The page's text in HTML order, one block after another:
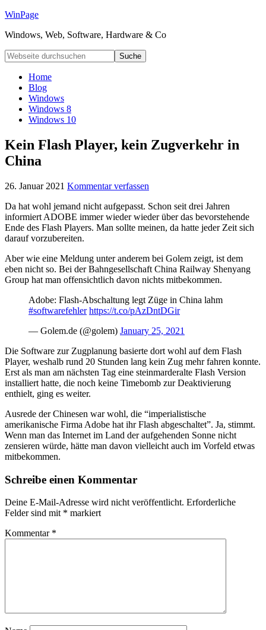
WinPage
Windows, Web, Software, Hardware & Co
Home
Blog
Windows
Windows 8
Windows 10
Kein Flash Player, kein Zugverkehr in
China
26. Januar 2021 Kommentar verfassen
Da hat wohl jemand nicht aufgepasst. Schon seit drei Jahren
informiert ADOBE immer wieder wieder über das bevorstehende
Ende des Flash Players. Man sollte meinen, da hatte jeder Zeit sich
darauf vorzubereiten.
Aber wie eine Meldung unter anderem bei Golem zeigt, ist dem
eben nicht so. Bei der Bahngesellschaft China Railway Shenyang
Group hat man offensichtlich davon nichts mitbekommen.
Adobe: Flash-Abschaltung legt Züge in China lahm
#softwarefehler https://t.co/pAzDntDGir
— Golem.de (@golem) January 25, 2021
Die Software zur Zugplanung basierte dort wohl auf dem Flash
Player, weshalb rund 20 Stunden lang kein Zug mehr fahren konnte.
Erst als man am nächsten Tag eine steinmarderalte Flash Version
installiert hatte, die noch keine Timebomb zur Deaktivierung
enthielt, ging es weiter.
Ausrede der Chinesen war wohl, die “imperialistische
amerikanische Firma Adobe hat ihr Flash abgeschaltet”. Ja, stimmt.
Wenn man das Internet im Land der aufgehenden Sonne nicht
zensieren würde, hätte man davon vielleicht auch im Vorfeld etwas
mitbekommen.
Schreibe einen Kommentar
Deine E-Mail-Adresse wird nicht veröffentlicht. Erforderliche
Felder sind mit * markiert
Kommentar *